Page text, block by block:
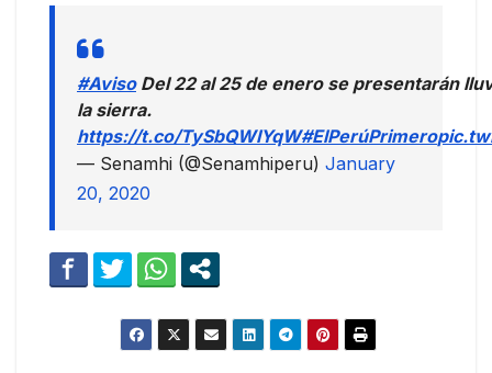
#AvisoDel 22 al 25 de enero se presentarán
la sierra.
https://t.co/TySbQWIYqW#ElPerúPrimero
— Senamhi (@Senamhiperu) January
20, 2020